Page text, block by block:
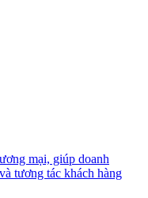
mại, giúp doanh
tương tác khách hàng